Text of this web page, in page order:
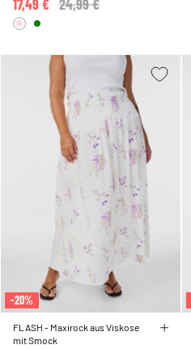
Price reduced from
24,99 €
17,49 €
-20%
FLASH - Maxirock aus Viskose
mit Smock